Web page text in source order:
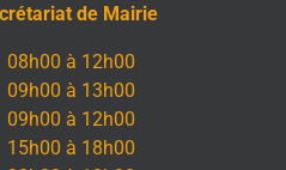
de Mairie
08h00 à 12h00
09h00 à 13h00
09h00 à 12h00
15h00 à 18h00